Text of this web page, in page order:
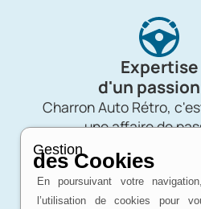
Expertise
d'un
Charron Auto Rétro,
une affaire de
Gestion
des Cookies
En poursuivant votre
l’utilisation de cookies pour